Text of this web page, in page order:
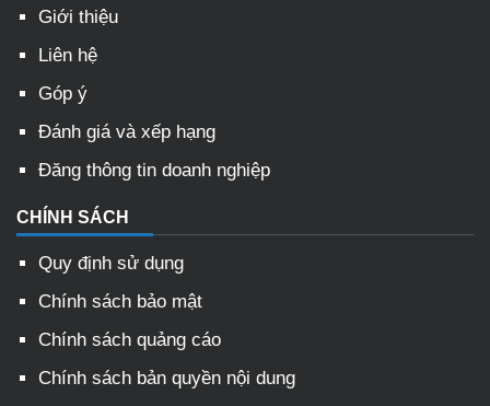
Giới thiệu
Liên hệ
Góp ý
Đánh giá và xếp hạng
Đăng thông tin doanh nghiệp
CHÍNH SÁCH
Quy định sử dụng
Chính sách bảo mật
Chính sách quảng cáo
Chính sách bản quyền nội dung